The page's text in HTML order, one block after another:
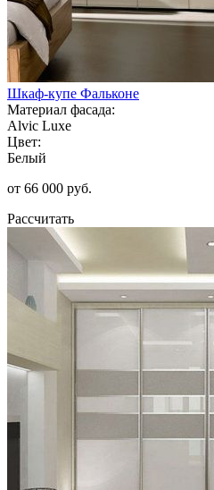
Шкаф-купе Фальконе
Материал фасада:
Alvic Luxe
Цвет:
Белый
от 66 000 руб.
Рассчитать